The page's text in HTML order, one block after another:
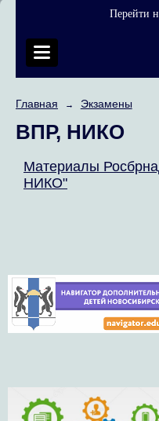
Перейти
Главная → Экзамены
ВПР, НИКО
Материалы
НИКО"